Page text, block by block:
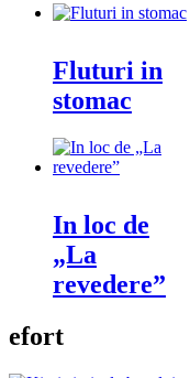
Fluturi in
stomac
In loc de
„La
revedere”
efort